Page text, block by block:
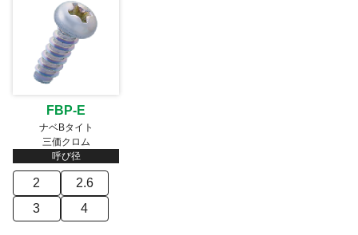
お問い合わせ窓口
会社情報
FBP-E
ナベBタイト
三価クロム
呼び径
2
2.6
3
4